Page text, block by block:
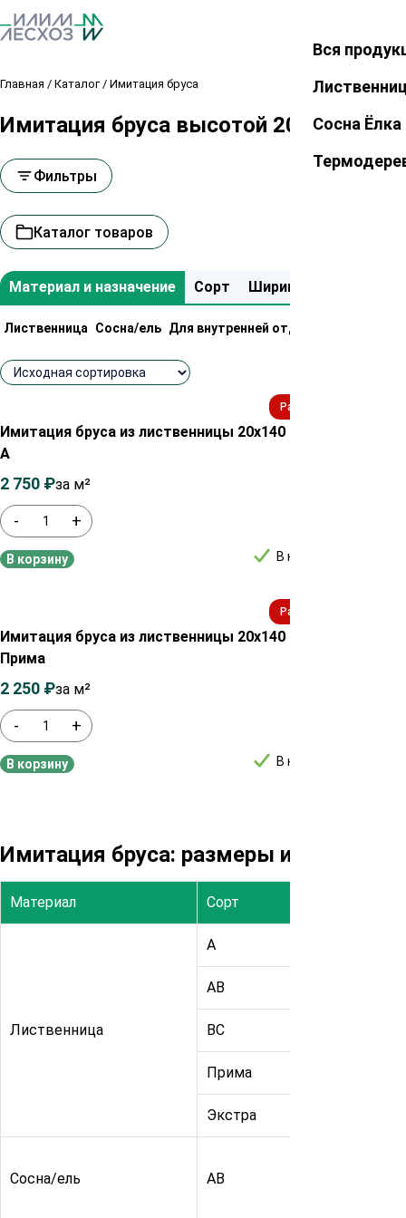
Закрыть
Вся
Сосна Ёлка
Главная / Каталог/ Имитация бруса
Имитация бруса высотой 20 мм
Фильтры
Каталог товаров
Материал и назначение Сорт Ширина
Лиственница Сосна/ель Для внутренней отделки
Распродажа!
Имитация бруса из лиственницы 20х140 мм сорт
А
- +
В наличии
2 750 ₽за м²
В корзину
Распродажа!
Имитация бруса из лиственницы 20х140 мм сорт
Прима
- +
В наличии
2 250 ₽за м²
В корзину
Имитация бруса: размеры и цены
Материал Сорт
Лиственница
А
АВ
ВС
Прима
Экстра
Сосна/ель АВ